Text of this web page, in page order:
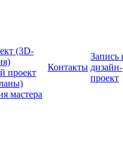
(3D-
проект
мастера
Контакты
Запись
дизайн-
проект